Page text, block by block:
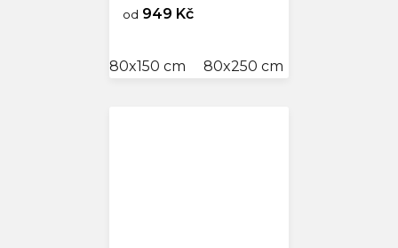
od 949 Kč
80x150 cm 80x250 cm